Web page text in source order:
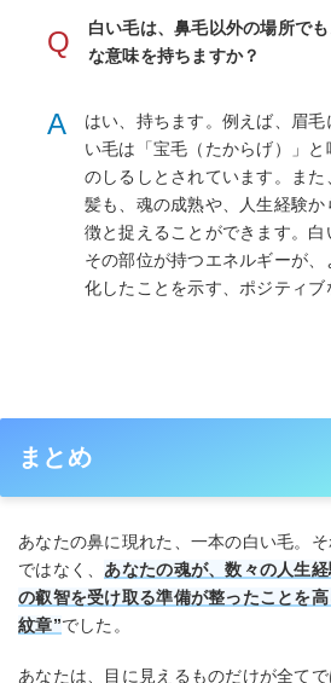
Q
白い毛は、鼻毛以外の場所で
な意味を持ちますか？
A
はい、持ちます。例えば、眉
い毛は「宝毛（たからげ）」
のしるしとされています。また
髪も、魂の成熟や、人生経験
徴と捉えることができます。白
その部位が持つエネルギーが
化したことを示す、ポジティブ
まとめ
あなたの鼻に現れた、一本の白い毛。
ではなく、 あなたの魂が、数々の人生
の叡智を受け取る準備が整ったことを
紋章”でした。
あなたは、目に見えるものだけが全て